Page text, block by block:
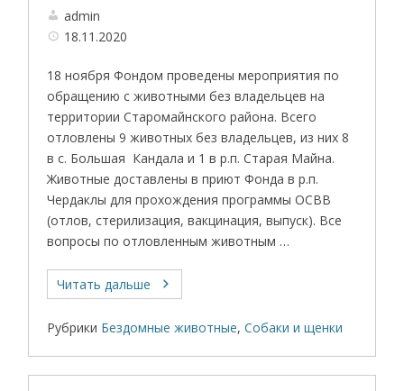
admin
18.11.2020
18 ноября Фондом проведены мероприятия по
обращению с животными без владельцев на
территории Старомайнского района. Всего
отловлены 9 животных без владельцев, из них 8
в с. Большая Кандала и 1 в р.п. Старая Майна.
Животные доставлены в приют Фонда в р.п.
Чердаклы для прохождения программы ОСВВ
(отлов, стерилизация, вакцинация, выпуск). Все
вопросы по отловленным животным …
Читать дальше
Рубрики Бездомные животные,Собаки и щенки